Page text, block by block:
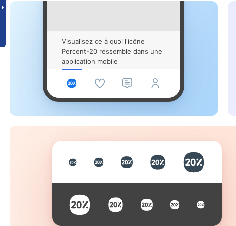
Visualisez ce à quoi l'icône
Percent-20 ressemble dans une
application mobile